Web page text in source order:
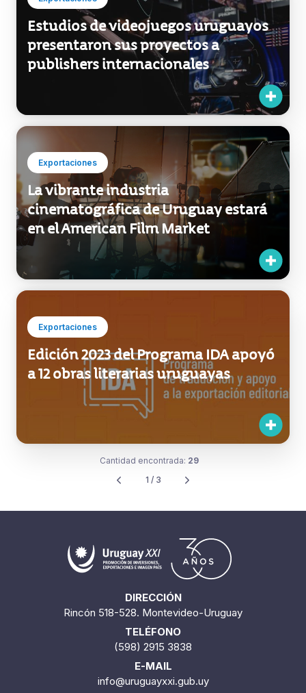
Estudios de videojuegos uruguayos
presentaron sus proyectos a
publishers internacionales
Exportaciones
La vibrante industria
cinematográfica de Uruguay estará
en el American Film Market
Exportaciones
Edición 2023 del Programa IDA apoyó
a 12 obras literarias uruguayas
Cantidad encontrada: 29
1 / 3
DIRECCIÓN
Rincón 518-528. Montevideo-Uruguay
TELÉFONO
(598) 2915 3838
E-MAIL
info@uruguayxxi.gub.uy